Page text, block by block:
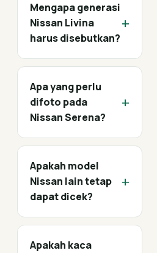
Mengapa generasi
Nissan Livina
harus disebutkan?
+
Apa yang perlu
difoto pada
Nissan Serena?
+
Apakah model
Nissan lain tetap
dapat dicek?
+
Apakah kaca